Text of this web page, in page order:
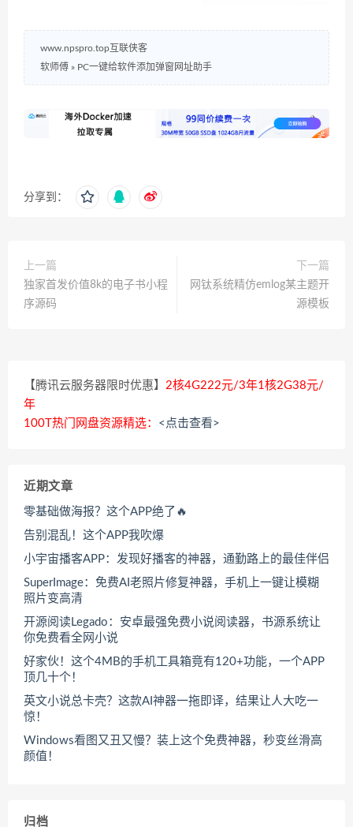
www.npspro.top互联侠客
软师傅 » PC一键给软件添加弹窗网址助手
分享到：
上一篇
独家首发价值8k的电子书小程
序源码
下一篇
网钛系统精仿emlog某主题开
源模板
【腾讯云服务器限时优惠】 2核4G222元/3年1核2G38元/
年
100T热门网盘资源精选： <点击查看>
近期文章
零基础做海报？这个APP绝了🔥
告别混乱！这个APP我吹爆
小宇宙播客APP：发现好播客的神器，通勤路上的最佳伴侣
SuperImage：免费AI老照片修复神器，手机上一键让模糊
照片变高清
开源阅读Legado：安卓最强免费小说阅读器，书源系统让
你免费看全网小说
好家伙！这个4MB的手机工具箱竟有120+功能，一个APP
顶几十个！
英文小说总卡壳？这款AI神器一拖即译，结果让人大吃一
惊！
Windows看图又丑又慢？装上这个免费神器，秒变丝滑高
颜值！
归档